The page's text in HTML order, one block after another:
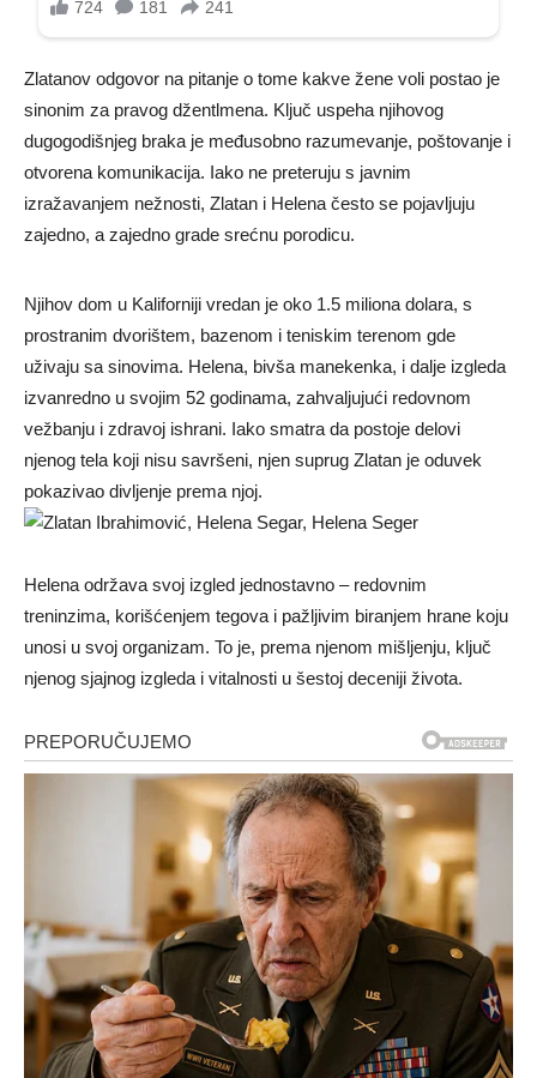
Zlatanov odgovor na pitanje o tome kakve žene voli postao je
sinonim za pravog džentlmena. Ključ uspeha njihovog
dugogodišnjeg braka je međusobno razumevanje, poštovanje i
otvorena komunikacija. Iako ne preteruju s javnim
izražavanjem nežnosti, Zlatan i Helena često se pojavljuju
zajedno, a zajedno grade srećnu porodicu.
Njihov dom u Kaliforniji vredan je oko 1.5 miliona dolara, s
prostranim dvorištem, bazenom i teniskim terenom gde
uživaju sa sinovima. Helena, bivša manekenka, i dalje izgleda
izvanredno u svojim 52 godinama, zahvaljujući redovnom
vežbanju i zdravoj ishrani. Iako smatra da postoje delovi
njenog tela koji nisu savršeni, njen suprug Zlatan je oduvek
pokazivao divljenje prema njoj.
Helena održava svoj izgled jednostavno – redovnim
treninzima, korišćenjem tegova i pažljivim biranjem hrane koju
unosi u svoj organizam. To je, prema njenom mišljenju, ključ
njenog sjajnog izgleda i vitalnosti u šestoj deceniji života.